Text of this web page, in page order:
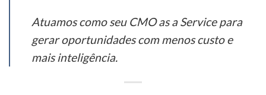
Atuamos como seu CMO as a Service para
gerar oportunidades com menos custo e
mais inteligência.